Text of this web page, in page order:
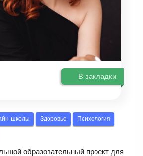
В закладки
школы Здоровье Психология
образовательный проект для